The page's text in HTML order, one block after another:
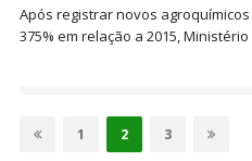
Após registrar novos
375% em relação a 2015,
de
Page
1 Page
2 Page
3